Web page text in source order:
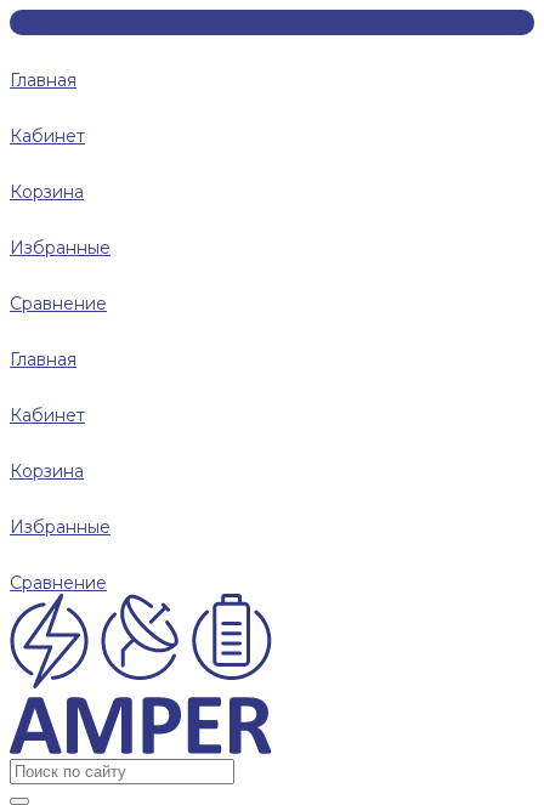
Главная
Кабинет
Корзина
Избранные
Сравнение
Главная
Кабинет
Корзина
Избранные
Сравнение